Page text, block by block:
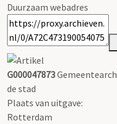
Duurzaam webadres
G000047873
de stad
Plaats van uitgave:
Rotterdam